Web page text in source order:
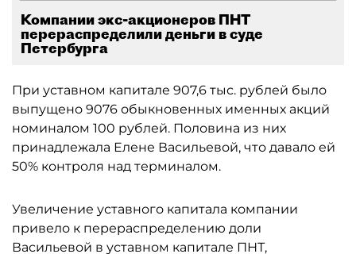
Компании экс-акционеров ПНТ
перераспределили деньги в суде
Петербурга
При уставном капитале 907,6 тыс. рублей было
выпущено 9076 обыкновенных именных акций
номиналом 100 рублей. Половина из них
принадлежала Елене Васильевой, что давало ей
50% контроля над терминалом.
Увеличение уставного капитала компании
привело к перераспределению доли
Васильевой в уставном капитале ПНТ,